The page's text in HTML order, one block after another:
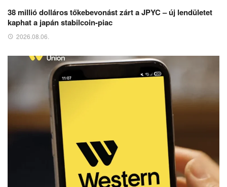
38 millió dolláros tőkebevonást zárt a JPYC – új lendületet
kaphat a japán stabilcoin-piac
2026.08.06.